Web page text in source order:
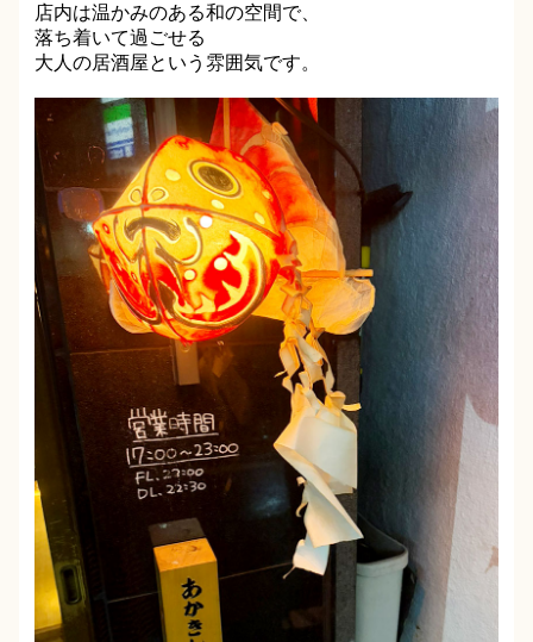
店内は温かみのある和の空間で、
落ち着いて過ごせる
大人の居酒屋という雰囲気です。